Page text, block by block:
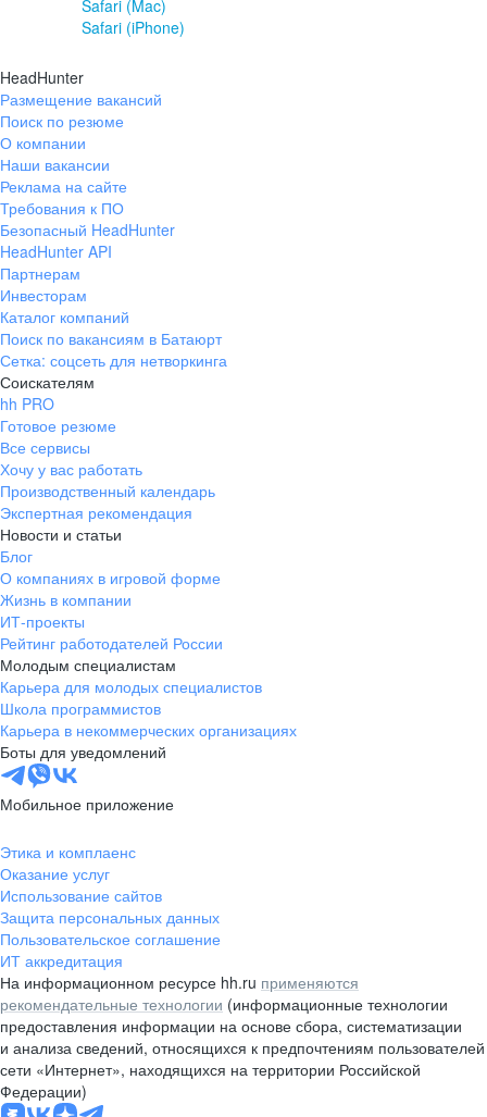
Safari (Mac)
Safari (iPhone)
HeadHunter
Размещение вакансий
Поиск по резюме
О компании
Наши вакансии
Реклама на сайте
Требования к ПО
Безопасный HeadHunter
HeadHunter API
Партнерам
Инвесторам
Каталог компаний
Поиск по вакансиям в Батаюрт
Сетка: соцсеть для нетворкинга
Соискателям
hh PRO
Готовое резюме
Все сервисы
Хочу у вас работать
Производственный календарь
Экспертная рекомендация
Новости и статьи
Блог
О компаниях в игровой форме
Жизнь в компании
ИТ-проекты
Рейтинг работодателей России
Молодым специалистам
Карьера для молодых специалистов
Школа программистов
Карьера в некоммерческих организациях
Боты для уведомлений
Мобильное приложение
Этика и комплаенс
Оказание услуг
Использование сайтов
Защита персональных данных
Пользовательское соглашение
ИТ аккредитация
На информационном ресурсе hh.ru применяются
рекомендательные технологии (информационные технологии
предоставления информации на основе сбора, систематизации
и анализа сведений, относящихся к предпочтениям пользователей
сети «Интернет», находящихся на территории Российской
Федерации)